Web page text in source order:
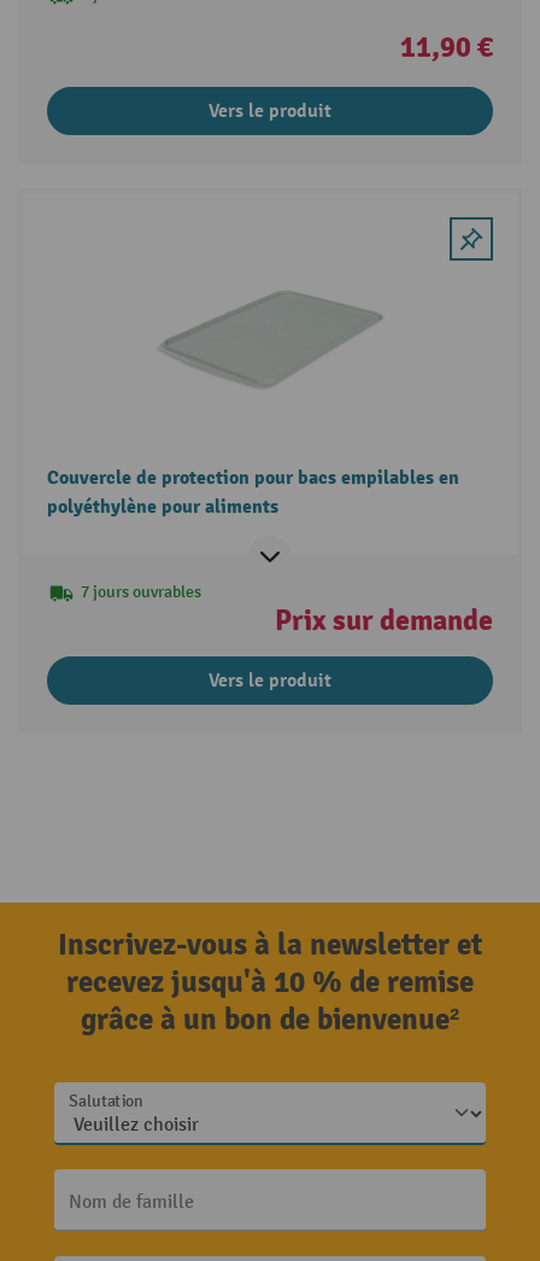
11,90 €
Vers le produit
Couvercle de protection pour bacs empilables en
polyéthylène pour aliments
7 jours ouvrables
Prix sur demande
Vers le produit
Inscrivez-vous à la newsletter et
recevez jusqu'à 10 % de remise
grâce à un bon de bienvenue²
Salutation
Nom de famille